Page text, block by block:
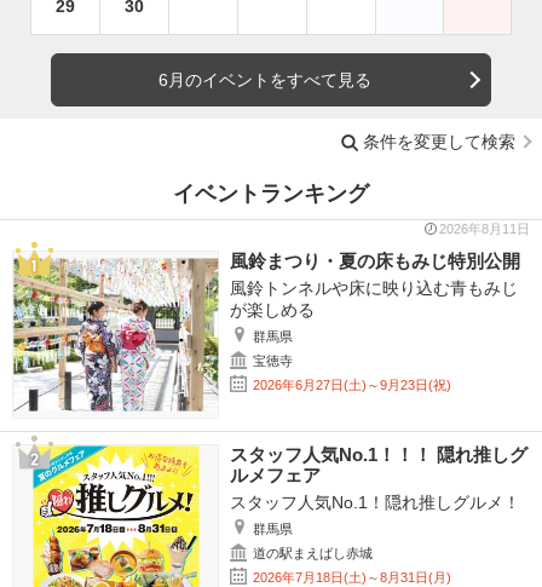
29 30
6月のイベントをすべて見る
条件を変更して検索
イベントランキング
2026年8月11日
風鈴まつり・夏の床もみじ特別公開
風鈴トンネルや床に映り込む青もみじ
が楽しめる
群馬県
宝徳寺
2026年6月27日(土)～9月23日(祝)
スタッフ人気No.1！！！ 隠れ推しグ
ルメフェア
スタッフ人気No.1！隠れ推しグルメ！
群馬県
道の駅まえばし赤城
2026年7月18日(土)～8月31日(月)